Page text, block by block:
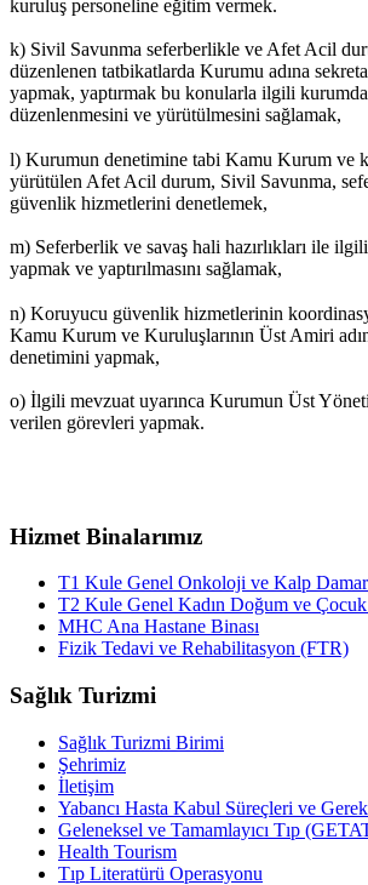
kuruluş personeline eğitim vermek.
k) Sivil Savunma seferberlikle ve Afet Acil
düzenlenen tatbikatlarda Kurumu adına
yapmak, yaptırmak bu konularla ilgili
düzenlenmesini ve yürütülmesini sağlamak,
l) Kurumun denetimine tabi Kamu Kurum ve
yürütülen Afet Acil durum, Sivil Savunma,
güvenlik hizmetlerini denetlemek,
m) Seferberlik ve savaş hali hazırlıkları ile
yapmak ve yaptırılmasını sağlamak,
n) Koruyucu güvenlik hizmetlerinin
Kamu Kurum ve Kuruluşlarının Üst Amiri
denetimini yapmak,
o) İlgili mevzuat uyarınca Kurumun Üst
verilen görevleri yapmak.
Hizmet Binalarımız
T1 Kule Genel Onkoloji ve Kalp Damar
T2 Kule Genel Kadın Doğum ve Çocuk
MHC Ana Hastane Binası
Fizik Tedavi ve Rehabilitasyon (FTR)
Sağlık Turizmi
Sağlık Turizmi Birimi
Şehrimiz
İletişim
Yabancı Hasta Kabul Süreçleri ve
Geleneksel ve Tamamlayıcı Tıp
Health Tourism
Tıp Literatürü Operasyonu